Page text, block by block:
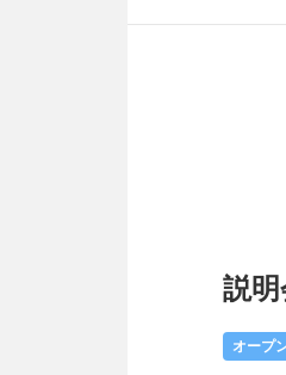
説
オープ